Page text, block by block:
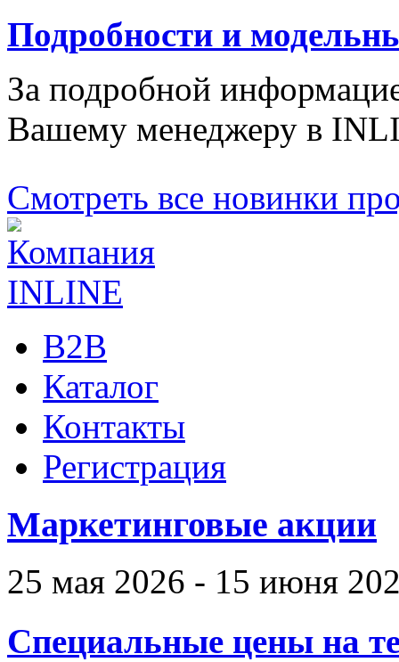
Подробности и
За подробной
Вашему менеджеру в
Смотреть все новинки
B2B
Каталог
Контакты
Регистрация
Маркетинговые акции
25 мая 2026 - 15 июня
Специальные цены на